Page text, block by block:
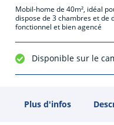
Mobil-home de 40m², idéal
dispose de 3 chambres et de
fonctionnel et bien agencé
Disponible sur le
Plus d'infos